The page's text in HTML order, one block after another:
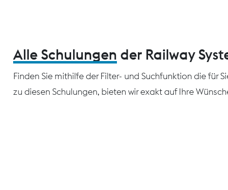
Alle Schulungen der Railway
Finden Sie mithilfe der Filter- und Suchfunktion die für
zu diesen Schulungen, bieten wir exakt auf Ihre